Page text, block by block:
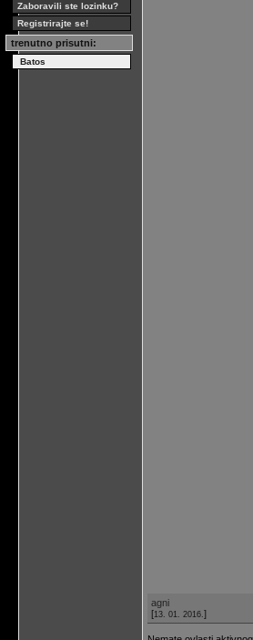
Zaboravili ste lozinku?
Registrirajte se!
trenutno prisutni:
Batos
agni
[13. 01. 2016. ]